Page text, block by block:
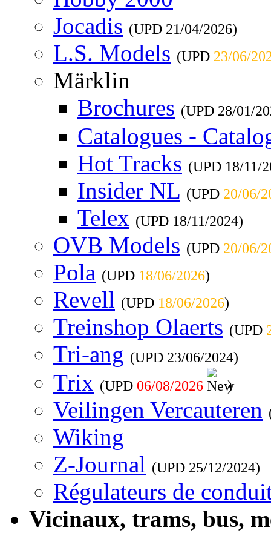
Jocadis (UPD 21/04/2026)
L.S. Models (UPD 23/06/
Märklin
Brochures (UPD 28/01/
Catalogues -
Hot Tracks (UPD 18/11/
Insider NL (UPD 20/06/
Telex (UPD 18/11/2024)
OVB Models (UPD 20/06/
Pola (UPD 18/06/2026)
Revell (UPD 18/06/2026)
Treinshop Olaerts (UPD
Tri-ang (UPD 23/06/2024)
Trix (UPD 06/08/2026 )
Veilingen Vercauteren
Wiking
Z-Journal (UPD 25/12/2024)
Régulateurs de
Vicinaux, trams, bus,